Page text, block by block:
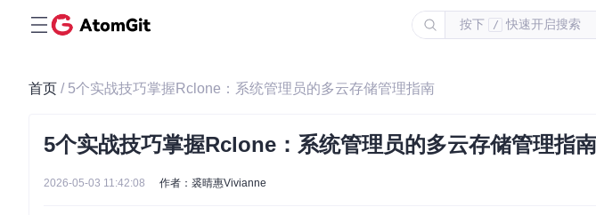
按下 / 快速开启搜索
首页 / 5个实战技巧掌握Rclone：系统管理员的多云存储管理指南
5个实战技巧掌握Rclone：系统管理员的多云存储管理指南
2026-05-03 11:42:08 作者：裘晴惠Vivianne